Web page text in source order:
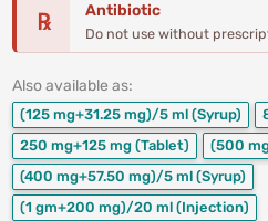
℞ Antibiotic
Do not use without
Also available as:
(125 mg+31.25 mg)/5 ml (Syrup)
250 mg+125 mg (Tablet) (500
(400 mg+57.50 mg)/5 ml (Syrup)
(1 gm+200 mg)/20 ml (Injection)